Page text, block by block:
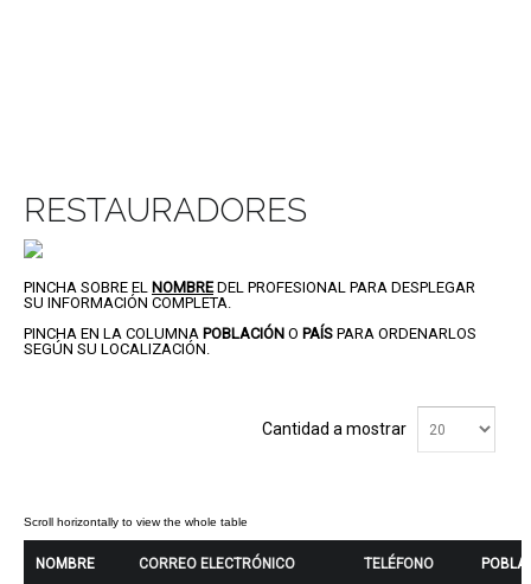
RESTAURADORES
PINCHA SOBRE EL NOMBREDEL PROFESIONAL PARA DESPLEGAR
SU INFORMACIÓN COMPLETA.
PINCHA EN LA COLUMNA POBLACIÓN O PAÍS PARA ORDENARLOS
SEGÚN SU LOCALIZACIÓN.
Cantidad a mostrar
NOMBRE CORREO ELECTRÓNICO TELÉFONO